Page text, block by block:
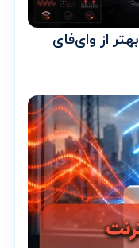
چرا سرعت و پایداری کابل LAN بهتر از وای‌فای